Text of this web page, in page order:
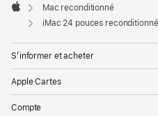
Apple
Mac reconditionné
iMac 24 pouces reconditionné avec
S’informer et acheter
Apple Cartes
Compte